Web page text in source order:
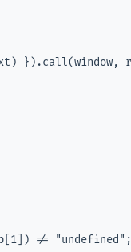
}).call(window,
!= "undefined";